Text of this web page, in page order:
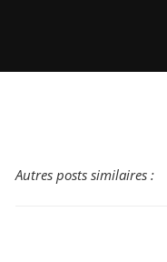
Autres posts similaires :